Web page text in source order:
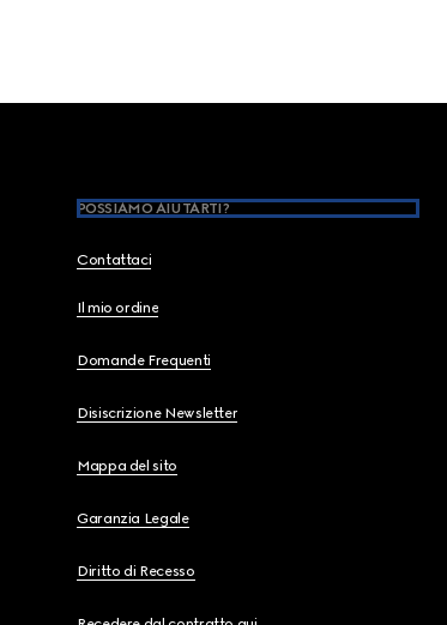
POSSIAMO AIUTARTI?
Contattaci
Il mio ordine
Domande Frequenti
Disiscrizione Newsletter
Mappa del sito
Garanzia Legale
Diritto di Recesso